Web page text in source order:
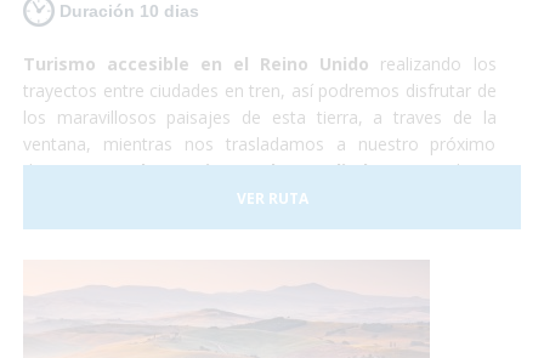
Duración 10 dias
Turismo accesible en el Reino Unido realizando los
trayectos entre ciudades en tren, así podremos disfrutar de
los maravillosos paisajes de esta tierra, a traves de la
ventana, mientras nos trasladamos a nuestro próximo
destino.Londres, Liverpool y Edimburgo, cultura,
shopping, historia y naturaleza. Un país completamente
preparado para hacer que la experiencia de todos los
VER RUTA